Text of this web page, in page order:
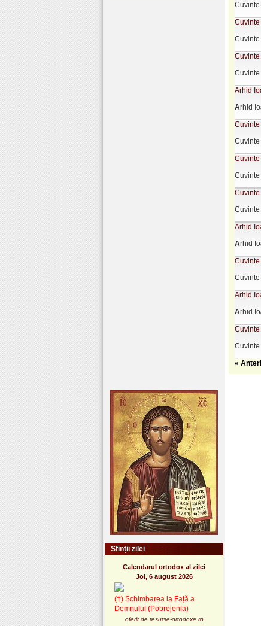
Cuvinte
Cuvinte
Cuvinte
Arhid
Arhid Io
Cuvinte
Cuvinte
Cuvinte
Arhid
Arhid Io
Cuvinte
Arhid
Arhid Io
Cuvinte
«
Sfinții zilei
Calendarul ortodox al zilei
Joi, 6 august 2026
(†) Schimbarea la Față a
Domnului (Pobrejenia)
oferit de resurse-ortodoxe.ro